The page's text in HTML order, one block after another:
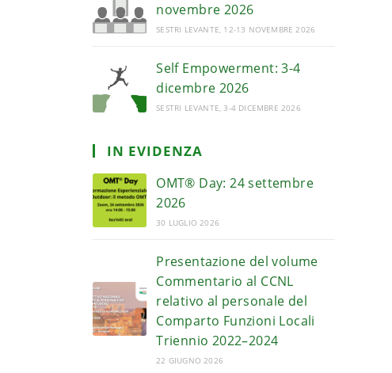
novembre 2026
SESTRI LEVANTE, 12-13 NOVEMBRE 2026
Self Empowerment: 3-4
dicembre 2026
SESTRI LEVANTE, 3-4 DICEMBRE 2026
IN EVIDENZA
OMT® Day: 24 settembre
2026
30 LUGLIO 2026
Presentazione del volume
Commentario al CCNL
relativo al personale del
Comparto Funzioni Locali
Triennio 2022–2024
22 GIUGNO 2026